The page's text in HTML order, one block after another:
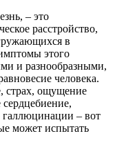
– это
расстройство,
в
этого
и разнообразными,
человека.
страх, ощущение
галлюцинации – вот
может испытать